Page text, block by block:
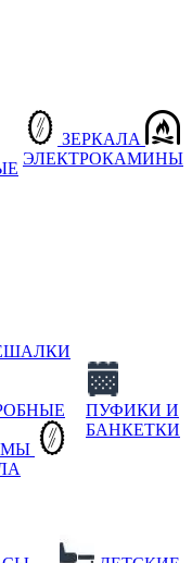
ЗЕРКАЛА
ЭЛЕКТРОКАМИНЫ
ПУФИКИ И
БАНКЕТКИ